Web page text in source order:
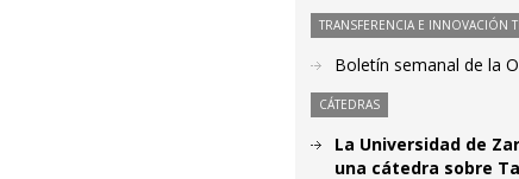
TRANSFERENCIA E INNOVACIÓN
Boletín semanal de la
CÁTEDRAS
La Universidad de
una cátedra sobre